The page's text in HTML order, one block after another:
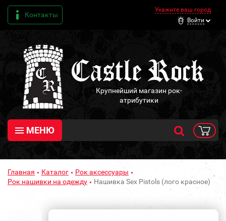
Контакты
Укажите ваш город
Войти
Крупнейший магазин рок-
атрибутики
МЕНЮ
Главная Каталог
Рок аксессуары
Рок нашивки на одежду
Нашивка Sex Pistols (лого красное)